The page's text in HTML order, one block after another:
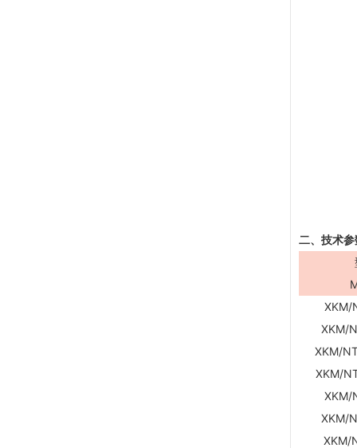
二、技术
XKM/
XKM/
XKM/
XKM/
XKM/
XKM/
XKM/